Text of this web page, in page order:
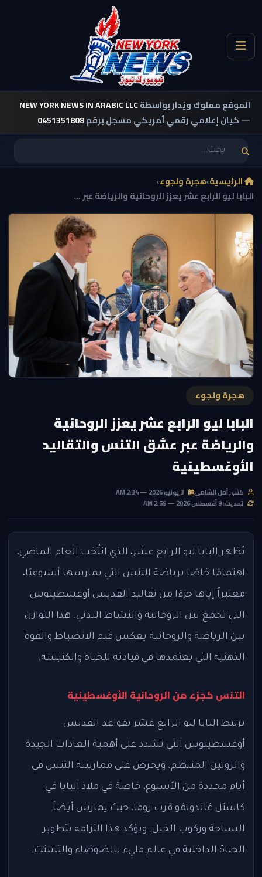
الموقع مملوك ويُدار بواسطةNEW YORK NEWS IN ARABIC LLC
— كيان إعلامي رقمي أمريكي مسجل برقم0451351808
الرئيسية›هجرة ولجوء›
البابا ليو الرابع عشر يعزز الروحانية والرياضة عبر ...
هجرة ولجوء
البابا ليو الرابع عشر يعزز الروحانية
والرياضة عبر عشق التنس والتقاليد
الأوغسطينية
كتب: أمل الشامي
تحديث: 9 أغسطس 2026 — 2:59 AM
يُظهر البابا ليو الرابع عشر، الذي انتُخب العام الماضي،
اهتمامًا خاصًا برياضة التنس التي يمارسها أسبوعيًا،
معتبراً إياها جزءًا من تقاليد القديس أوغسطينوس
التي تجمع بين الروحانية والنشاط البدني. هذا التوازن
بين الرياضة والروحانية يعكس قيم الانضباط والقوة
الذهنية التي يعتمدها في قيادته للحياة والكنيسة.
التنس كجزء من الروحانية الأوغسطينية
يرتبط البابا ليو الرابع عشر بقواعد القديس
أوغسطينوس التي تشدد على أهمية العادات الجيدة
والروتين المنتظم. ويحرص على ممارسة التنس في
أيام محددة من الأسبوع، خاصة في ملاذ البابا في
كاستل غاندولفو قرب روما، حيث يمارس أيضاً
السباحة وركوب الخيل. ويؤكد هذا التزامه بتطوير
الحياة الداخلية في عالم مليء بالضوضاء والتشتت.